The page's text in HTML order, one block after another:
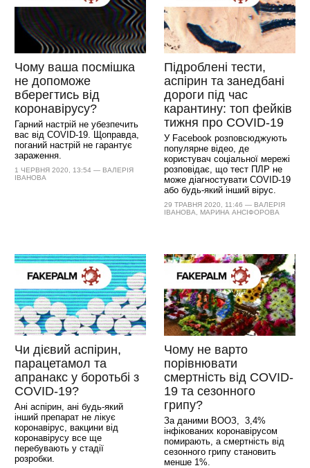
Чому ваша посмішка
не допоможе
вберегтись від
коронавірусу?
Гарний настрій не убезпечить
вас від СOVID-19. Щоправда,
поганий настрій не гарантує
зараження.
1 ЧЕРВНЯ 2020, 13:54 — ВАЛЕРІЯ
ІВАНОВА
Підроблені тести,
аспірин та занедбані
дороги під час
карантину: топ фейків
тижня про COVID-19
У Facebook розповсюджують
популярне відео, де
користувач соціальної мережі
розповідає, що тест ПЛР не
може діагностувати COVID-19
або будь-який інший вірус.
29 ТРАВНЯ 2020, 11:46 — ВАЛЕРІЯ
ІВАНОВА, МАРИНА АНСІФОРОВА
Чи дієвий аспірин,
парацетамол та
апранакс у боротьбі з
COVID-19?
Ані аспірин, ані будь-який
інший препарат не лікує
коронавірус, вакцини від
коронавірусу все ще
перебувають у стадії
розробки.
Чому не варто
порівнювати
смертність від COVID-
19 та сезонного
грипу?
За даними ВООЗ, 3,4%
інфікованих коронавірусом
помирають, а смертність від
сезонного грипу становить
менше 1%.